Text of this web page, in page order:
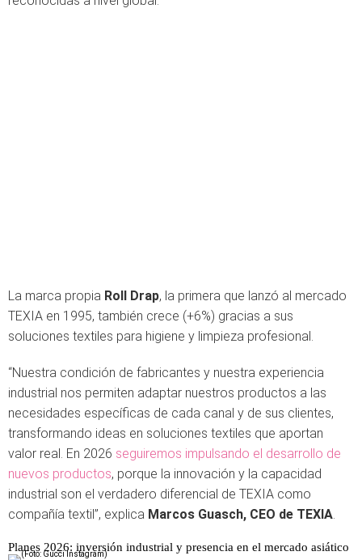
La marca propia Roll Drap, la primera que lanzó al mercado
TEXIA en 1995, también crece (+6%) gracias a sus
soluciones textiles para higiene y limpieza profesional.
“Nuestra condición de fabricantes y nuestra experiencia
industrial nos permiten adaptar nuestros productos a las
necesidades específicas de cada canal y de sus clientes,
transformando ideas en soluciones textiles que aportan
valor real. En 2026 seguiremos impulsando el desarrollo de
nuevos productos, porque la innovación y la capacidad
industrial son el verdadero diferencial de TEXIA como
compañía textil”, explica Marcos Guasch, CEO de TEXIA.
Planes 2026: inversión industrial y presencia en el mercado asiático